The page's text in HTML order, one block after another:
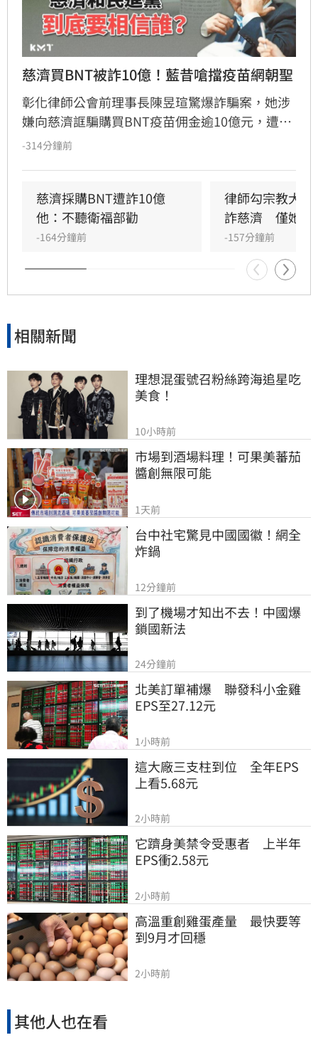
慈濟買BNT被詐10億！藍昔嗆擋疫苗網朝聖
彰化律師公會前理事長陳昱瑄驚爆詐騙案，她涉
嫌向慈濟誆騙購買BNT疫苗佣金逾10億元，遭台
中地檢署依詐欺、洗錢等罪起訴並接押。此案揭
醒勿信掮客而怒批政府阻擋疫苗，如今真相大
白，證實慈濟確實受騙，當年國民黨指責民進黨
的貼文遭大批網友留言朝聖，戲稱是大型翻車現
場。面對詐騙真相，慈濟表達遺憾並配合調查，
林智群律師則表示時間證明一切，感嘆當年政府
的提醒遭政治操作抹黑，如今結果公開，真相已
-314分鐘前
慈濟採購BNT遭詐10億
他：不聽衛福部勸
-164分鐘前
律師勾宗教大
詐慈濟　僅她交
-157分鐘前
相關新聞
理想混蛋號召粉絲跨海追星吃
美食！
10小時前
市場到酒場料理！可果美蕃茄
醬創無限可能
1天前
台中社宅驚見中國國徽！網全
炸鍋
12分鐘前
到了機場才知出不去！中國爆
鎖國新法
24分鐘前
北美訂單補爆　聯發科小金雞
EPS至27.12元
1小時前
這大廠三支柱到位　全年EPS
上看5.68元
2小時前
它躋身美禁令受惠者　上半年
EPS衝2.58元
2小時前
高溫重創雞蛋產量　最快要等
到9月才回穩
2小時前
其他人也在看